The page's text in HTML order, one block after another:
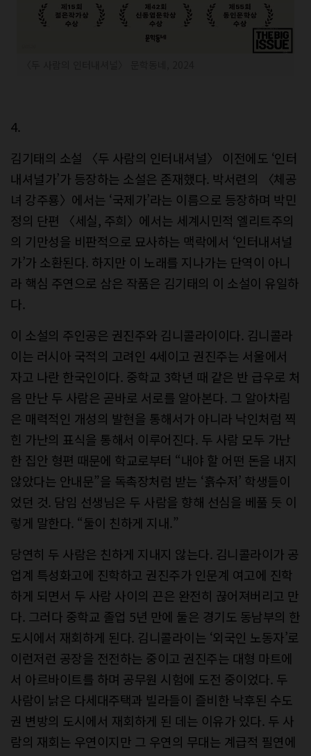
4.
김기태의 소설 〈두 사람의 인터내셔널〉 이전에도 ‘인터
내셔널가’가 등장하는 소설은 존재했다. 박서련의 〈체공
녀 강주룡〉에서는 ‘국제가’라는 이름으로 등장하며 박민
정의 단편 〈세실, 주희〉에서는 세계시민적 엘리트주의
의 기만성을 비판적으로 묘사하는 맥락에서 ‘인터내셔널
가’가 소환된다. 하지만 이 노래를 지나가는 단역이 아니
라 핵심 주연으로 삼은 작품은 김기태의 이 소설이 유일하
다.
이 소설의 주인공은 권진주와 김니콜라이이다. 김니콜라
이는 러시아 국적의 고려인 4세이고 권진주는 서울에서
자고 나란 한국인이다. 중학교 3학년 때 같은 반 급우로 처
음 만난 두 사람은 곧바로 서로를 알아본다. 그 알아차림
은 매력적인 개성의 발현을 통해서가 아니라 낙인처럼 찍
힌 가난의 표식을 통해서 이루어진다. 두 사람 모두 가난
한 집안 형편 때문에 학교로부터 “내야 할 어떤 돈을 내지
않았다는 안내문”을 독촉장처럼 받는 ‘흙수저’ 학생들이
었던 것. 담임 선생님은 두 사람을 향해 선심을 베풀 듯 이
렇게 말한다. “둘이 친하게 지내.”
당연히 두 사람은 친하게 지내지 않는다. 김니콜라이가 공
업계 특성화고에 진학하고 권진주가 인문계 여고에 진학
하게 되면서 두 사람 사이의 끈은 완전히 끊어져버리고 만
다. 그러다 중학교 졸업 5년 만에 둘은 경기도 동남부의 한
도시에서 재회하게 된다. 김니콜라이는 ‘외국인 노동자’로
이런저런 공장을 전전하는 중이고 권진주는 대형 마트에
서 아르바이트를 하며 공무원 시험에 도전 중이었다. 두
사람이 낡은 다세대주택과 빌라들이 즐비한 낙후된 수도
권 변방의 도시에서 재회하게 된 데는 이유가 있다. 두 사
람의 재회는 우연이지만 그 우연의 무대는 계급적 필연에